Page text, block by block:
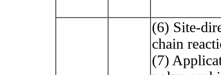
(6) Site-
chain
(7)